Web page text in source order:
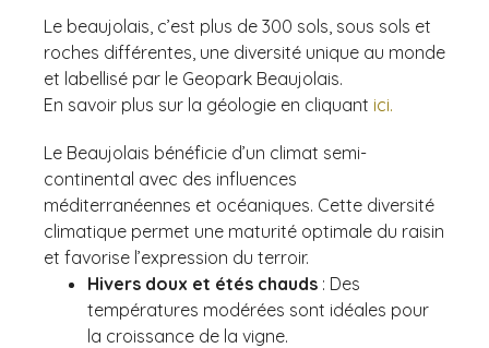
Le beaujolais, c’est plus de 300 sols, sous sols et
roches différentes, une diversité unique au monde
et labellisé par le Geopark Beaujolais.
En savoir plus sur la géologie en cliquant ici.
Le Beaujolais bénéficie d’un climat semi-
continental avec des influences
méditerranéennes et océaniques. Cette diversité
climatique permet une maturité optimale du raisin
et favorise l’expression du terroir.
Hivers doux et étés chauds : Des
températures modérées sont idéales pour
la croissance de la vigne.